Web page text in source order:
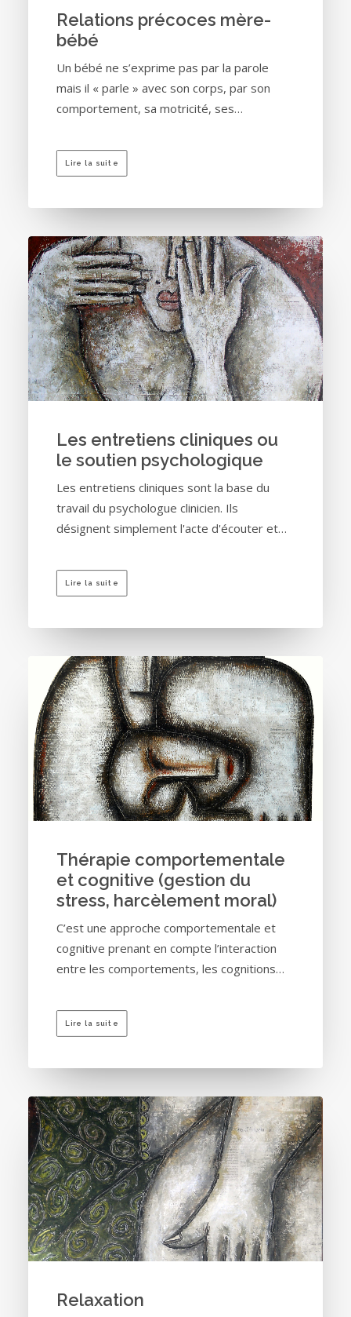
Relations précoces mère-
bébé
Un bébé ne s’exprime pas par la parole
mais il « parle » avec son corps, par son
comportement, sa motricité, ses…
Lire la suite
Les entretiens cliniques ou
le soutien psychologique
Les entretiens cliniques sont la base du
travail du psychologue clinicien. Ils
désignent simplement l'acte d'écouter et…
Lire la suite
Thérapie comportementale
et cognitive (gestion du
stress, harcèlement moral)
C’est une approche comportementale et
cognitive prenant en compte l’interaction
entre les comportements, les cognitions…
Lire la suite
Relaxation